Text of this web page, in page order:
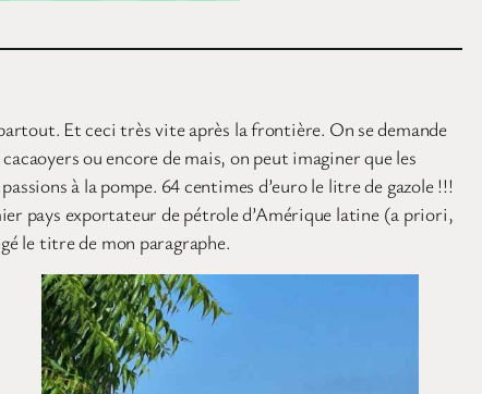
Et ceci très vite après la frontière. On se demande
ou encore de mais, on peut imaginer que les
à la pompe. 64 centimes d’euro le litre de gazole !!!
pays exportateur de pétrole d’Amérique latine (a priori,
le titre de mon paragraphe.